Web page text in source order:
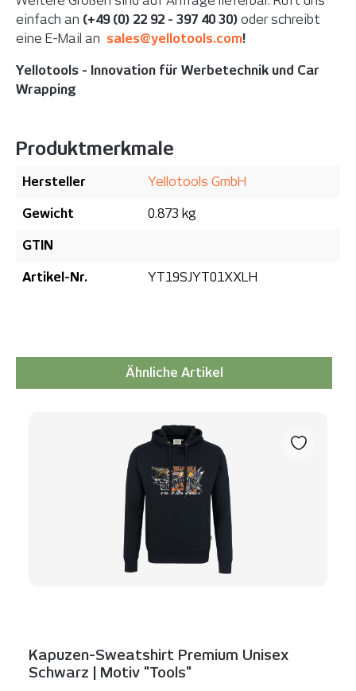
einfach an (+49 (0) 22 92 - 397 40 30) oder schreibt
eine E-Mail an sales@yellotools.com!
Yellotools - Innovation für Werbetechnik und Car
Wrapping
Produktmerkmale
Hersteller Yellotools GmbH
Gewicht 0.873 kg
GTIN
Artikel-Nr. YT19SJYT01XXLH
Ähnliche Artikel
Kapuzen-Sweatshirt Premium Unisex
Schwarz | Motiv "Tools"